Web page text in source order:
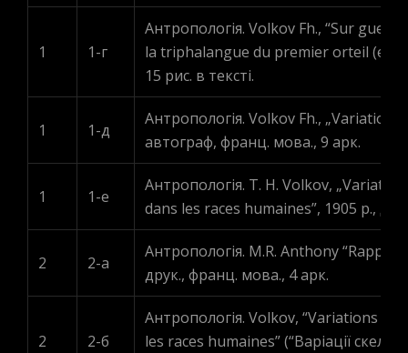
1 1-г
Антропологія. Volkov Fh., “Sur
la triphalangue du premier orteil (et
15 рис. в тексті.
1 1-д
Антропологія. Volkov Fh.,
автограф, франц. мова., 9 арк.
1 1-е
Антропологія. T. H. Volkov,
dans les races humaines”, 1905 р.,
2 2-a
Антропологія. M.R. Anthony
друк., франц. мова., 4 арк.
2 2-б
Антропологія. Volkov, “Variations
les races humaines” (“Варіації